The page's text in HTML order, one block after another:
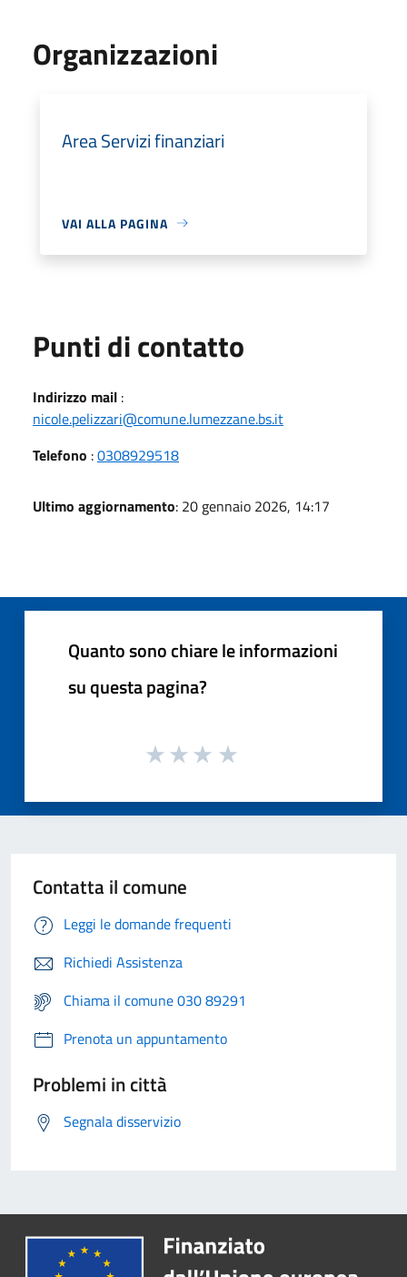
Organizzazioni
Area Servizi finanziari
VAI ALLA PAGINA
Punti di contatto
Indirizzo mail :
nicole.pelizzari@comune.lumezzane.bs.it
Telefono :0308929518
Ultimo aggiornamento: 20 gennaio 2026, 14:17
Quanto sono chiare le informazioni
su questa pagina?
Contatta il comune
Leggi le domande frequenti
Richiedi Assistenza
Chiama il comune 030 89291
Prenota un appuntamento
Problemi in città
Segnala disservizio